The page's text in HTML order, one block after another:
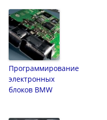
Программирование
электронных
блоков BMW